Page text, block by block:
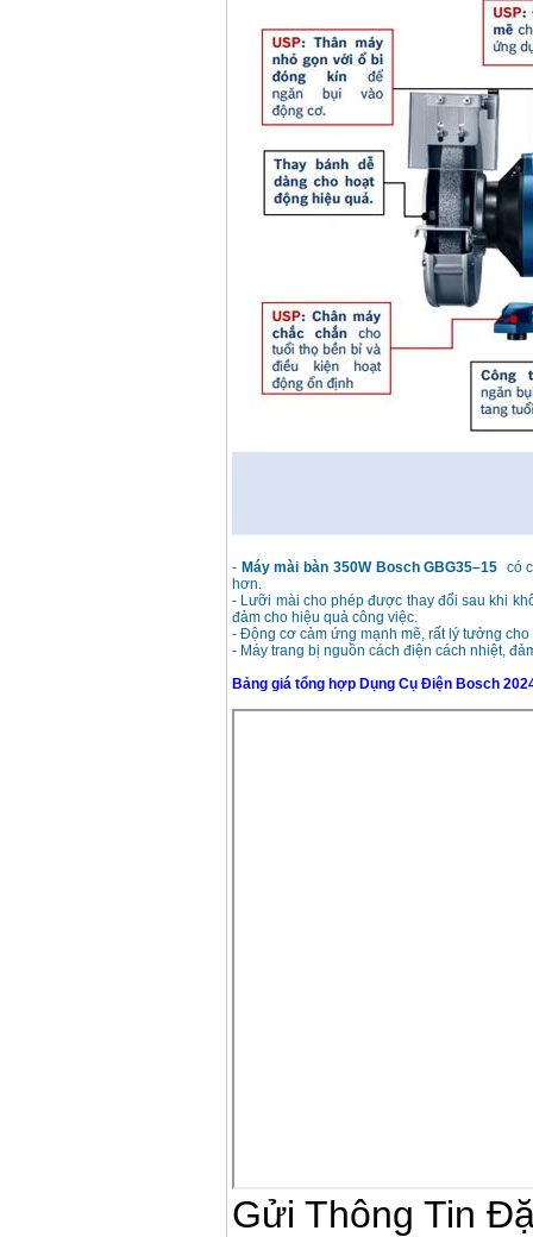
- Máy mài bàn 350W Bosch GBG35–15 có
hơn.
- Lưỡi mài cho phép được thay đổi sau khi
đảm cho hiệu quả công việc.
- Động cơ cảm ứng mạnh mẽ, rất lý tưởng
- Máy trang bị nguồn cách điện cách nhiệt,
Bảng giá tổng hợp Dụng Cụ Điện Bosch